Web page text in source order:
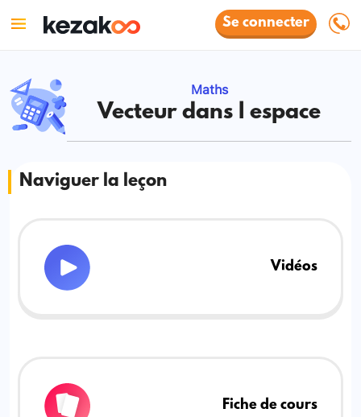
Se connecter
Maths
Vecteur dans l espace
Naviguer la leçon
Vidéos
Fiche de cours